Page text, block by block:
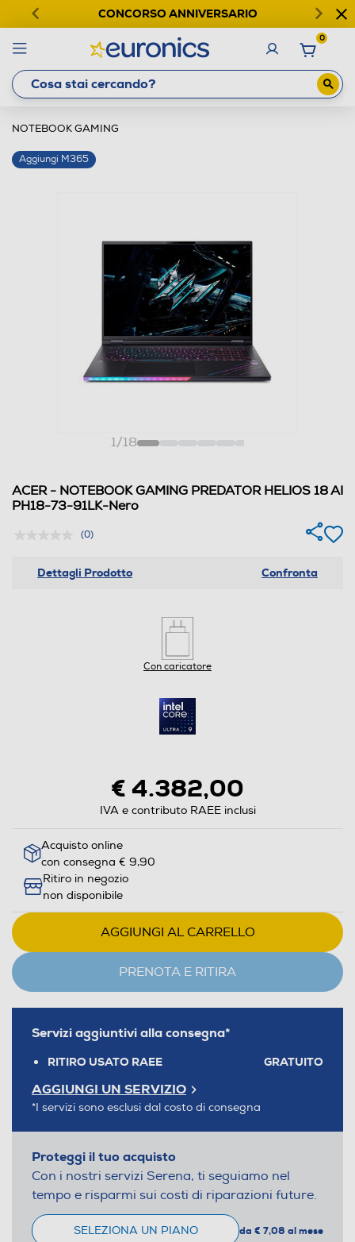
CONCORSO ANNIVERSARIO
0
NOTEBOOK GAMING
Aggiungi M365
1/18
ACER - NOTEBOOK GAMING PREDATOR HELIOS 18 AI
PH18-73-91LK-Nero
(0)
Dettagli Prodotto Confronta
Con caricatore
€ 4.382,00
IVA e contributo RAEE inclusi
Acquisto online
con consegna € 9,90
Ritiro in negozio
non disponibile
AGGIUNGI AL CARRELLO
PRENOTA E RITIRA
Servizi aggiuntivi alla consegna*
RITIRO USATO RAEE GRATUITO
AGGIUNGI UN SERVIZIO
*I servizi sono esclusi dal costo di consegna
Proteggi il tuo acquisto
Con i nostri servizi Serena, ti seguiamo nel
tempo e risparmi sui costi di riparazioni future.
SELEZIONA UN PIANO da € 7,08 al mese